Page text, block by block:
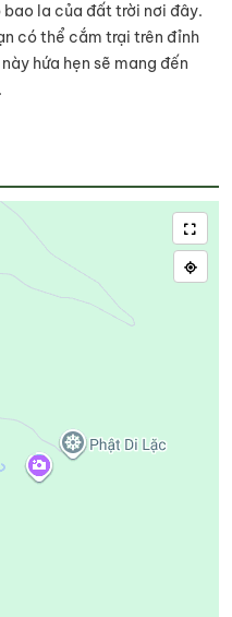
la của đất trời nơi đây.
có thể cắm trại trên đỉnh
hứa hẹn sẽ mang đến